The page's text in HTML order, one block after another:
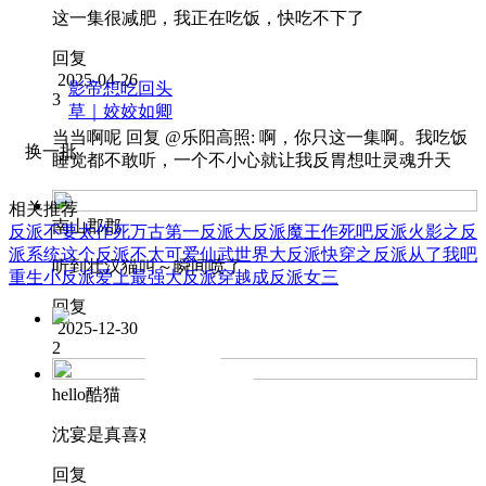
这一集很减肥，我正在吃饭，快吃不下了
回复
2025-04-26
3
当当啊呢 回复 @乐阳高照: 啊，你只这一集啊。我吃饭
睡觉都不敢听，一个不小心就让我反胃想吐灵魂升天
南山郡郡
听到壮汉猫叫～瞬间喷了
回复
2025-12-30
2
hello酷猫
沈宴是真喜欢小动物们
回复
影帝想吃回头
草｜姣姣如卿
换一批
相关推荐
反派不要太作死万古第一反派大反派魔王作死吧反派火影之反
派系统这个反派不太可爱仙武世界大反派快穿之反派从了我吧
重生小反派爱上最强大反派穿越成反派女三